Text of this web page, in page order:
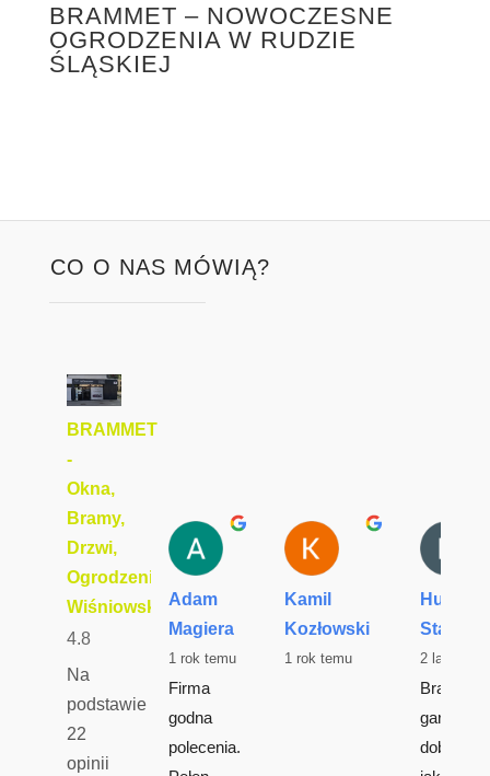
BRAMMET – NOWOCZESNE
OGRODZENIA W RUDZIE
ŚLĄSKIEJ
CO O NAS MÓWIĄ?
BRAMMET
-
Okna,
Bramy,
Drzwi,
Ogrodzenia
Wiśniowski
4.8
Na
podstawie
22
opinii
Adam
Magiera
1 rok temu
Firma
godna
polecenia.
Kamil
Kozłowski
1 rok temu
Hubert
2 lata
Brama
garażowa
dobrej